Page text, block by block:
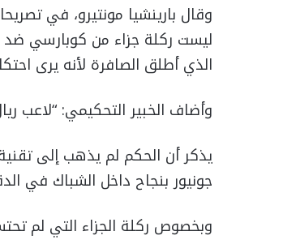
وقال بارينشيا مونتيرو، في
ليست ركلة جزاء من كوبارسي ضد
الذي أطلق الصافرة لأنه يرى
وأضاف الخبير التحكيمي: “لاعب
يذكر أن الحكم لم يذهب إلى
جونيور بنجاح داخل الشباك في
وبخصوص ركلة الجزاء التي لم